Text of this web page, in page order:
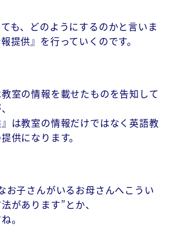
も、どのようにするのかと言いま
提供』を行っていくのです。
室の情報を載せたものを告知して
は教室の情報だけではなく英語教
供になります。
お子さんがいるお母さんへこうい
があります”とか、
。